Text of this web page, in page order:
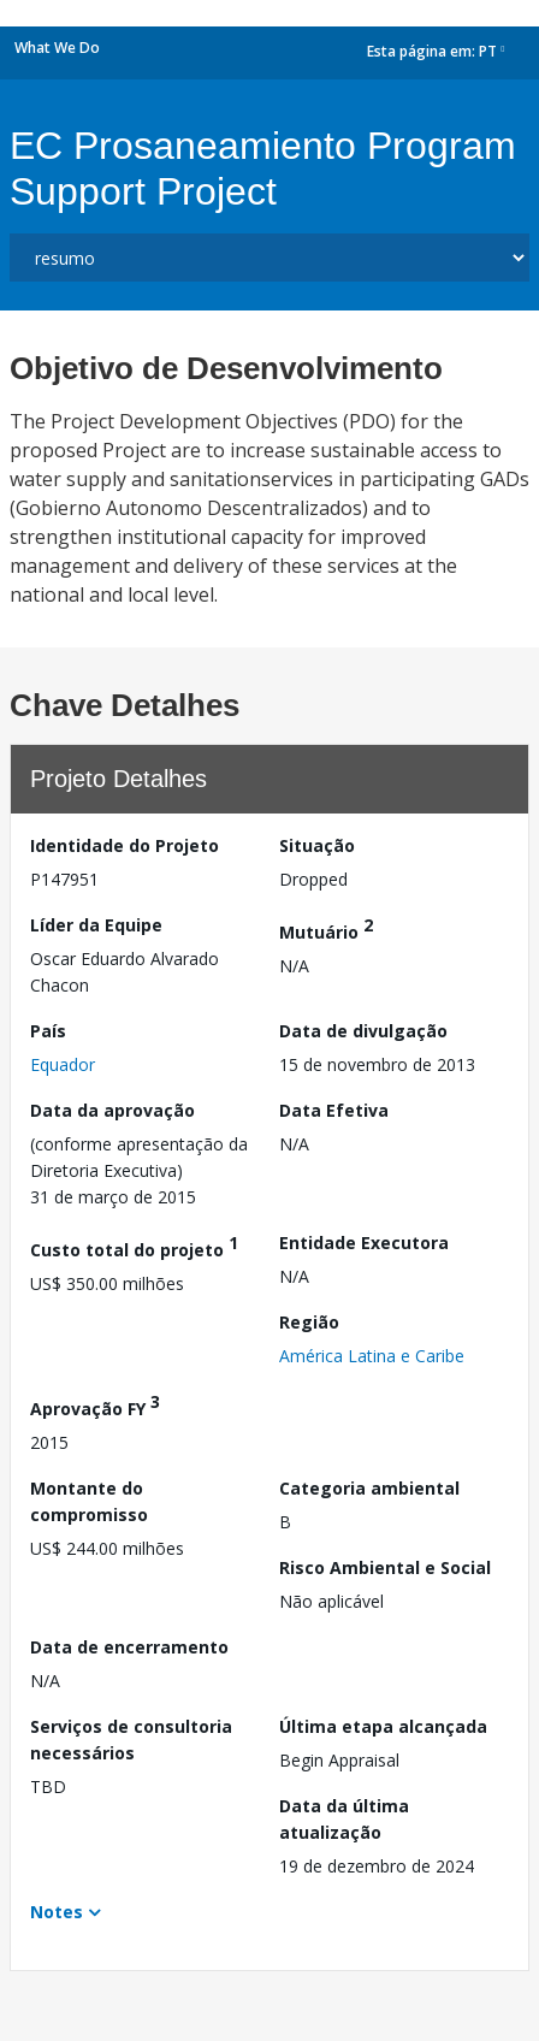
What We Do Esta página em: PT
EC Prosaneamiento Program
Support Project
Objetivo de Desenvolvimento
The Project Development Objectives (PDO) for the
proposed Project are to increase sustainable access to
water supply and sanitationservices in participating GADs
(Gobierno Autonomo Descentralizados) and to
strengthen institutional capacity for improved
management and delivery of these services at the
national and local level.
Chave Detalhes
Projeto Detalhes
Identidade do Projeto
P147951
Situação
Dropped
Líder da Equipe
Oscar Eduardo Alvarado
Chacon
Mutuário 2
N/A
País
Equador
Data de divulgação
15 de novembro de 2013
Data da aprovação
(conforme apresentação da
Diretoria Executiva)
31 de março de 2015
Data Efetiva
N/A
Custo total do projeto 1
US$ 350.00 milhões
Entidade Executora
N/A
Região
América Latina e Caribe
Aprovação FY3
2015
Montante do
compromisso
US$ 244.00 milhões
Categoria ambiental
B
Risco Ambiental e Social
Não aplicável
Data de encerramento
N/A
Serviços de consultoria
necessários
TBD
Última etapa alcançada
Begin Appraisal
Data da última
atualização
19 de dezembro de 2024
Notes